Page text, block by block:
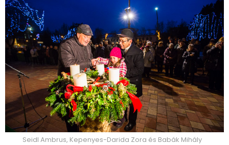
Seidl Ambrus, Kepenyes-Darida Zora és Babák Mihály